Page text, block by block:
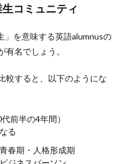
コミュニティ
」を意味する英語alumnusの
名でしょう。
較すると、以下のようにな
前半の4年間）
る
春期・人格形成期